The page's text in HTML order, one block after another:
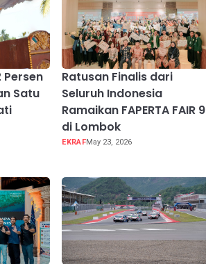
Persen
Satu
Ratusan Finalis dari
Seluruh Indonesia
Ramaikan FAPERTA FAIR 9
di Lombok
EKRAFMay 23, 2026